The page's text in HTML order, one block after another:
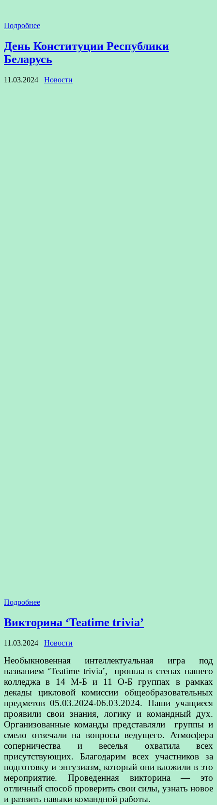
Подробнее
День Конституции Республики
Беларусь
11.03.2024 Новости
Подробнее
Викторина ‘Teatime trivia’
11.03.2024 Новости
Необыкновенная интеллектуальная игра под
названием ‘Teatime trivia’, прошла в стенах нашего
колледжа в 14 М-Б и 11 О-Б группах в рамках
декады цикловой комиссии общеобразовательных
предметов 05.03.2024-06.03.2024. Наши учащиеся
проявили свои знания, логику и командный дух.
Организованные команды представляли группы и
смело отвечали на вопросы ведущего. Атмосфера
соперничества и веселья охватила всех
присутствующих. Благодарим всех участников за
подготовку и энтузиазм, который они вложили в это
мероприятие. Проведенная викторина — это
отличный способ проверить свои силы, узнать новое
и развить навыки командной работы.